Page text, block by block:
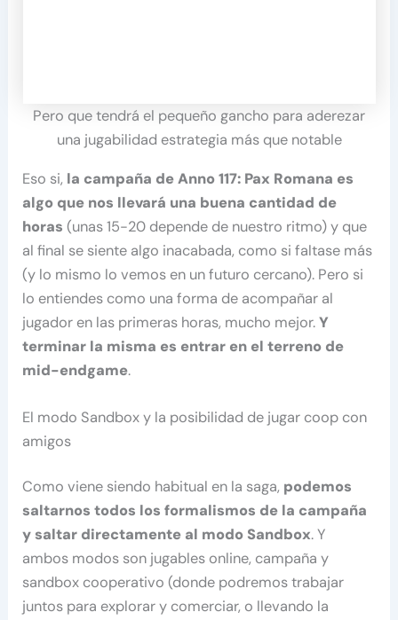
Pero que tendrá el pequeño gancho para aderezar
una jugabilidad estrategia más que notable
Eso si, la campaña de Anno 117: Pax Romana es
algo que nos llevará una buena cantidad de
horas (unas 15-20 depende de nuestro ritmo) y que
al final se siente algo inacabada, como si faltase más
(y lo mismo lo vemos en un futuro cercano). Pero si
lo entiendes como una forma de acompañar al
jugador en las primeras horas, mucho mejor.Y
terminar la misma es entrar en el terreno de
mid-endgame.
El modo Sandbox y la posibilidad de jugar coop con
amigos
Como viene siendo habitual en la saga, podemos
saltarnos todos los formalismos de la campaña
y saltar directamente al modo Sandbox. Y
ambos modos son jugables online, campaña y
sandbox cooperativo (donde podremos trabajar
juntos para explorar y comerciar, o llevando la